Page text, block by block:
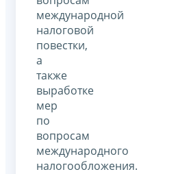
международной
налоговой
повестки,
а
также
выработке
мер
по
вопросам
международного
налогообложения.